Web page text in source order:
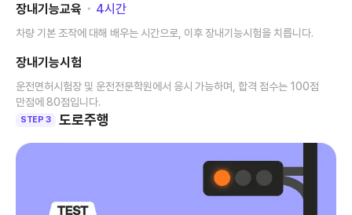
장내기능교육 ･ 4시간
차량 기본 조작에 대해 배우는 시간으로, 이후 장내기능시험을 치릅니다.
장내기능시험
운전면허시험장 및 운전전문학원에서 응시 가능하며, 합격 점수는 100점
만점에 80점입니다.
STEP 3 도로주행